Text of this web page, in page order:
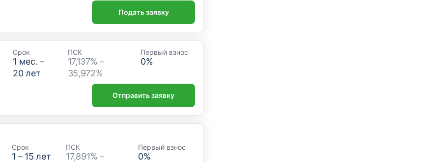
Подать заявку
Срок
1 мес. –
20лет
ПСК
17,137% –
35,972%
Первый взнос
0%
Отправить заявку
Срок
1 – 15 лет
ПСК
17,891% –
Первый взнос
0%